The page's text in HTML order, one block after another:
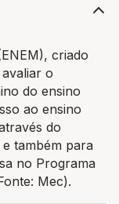
criado
o
do ensino
ao ensino
do
também para
no Programa
Mec).